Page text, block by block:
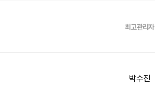
최고관리자
박수진